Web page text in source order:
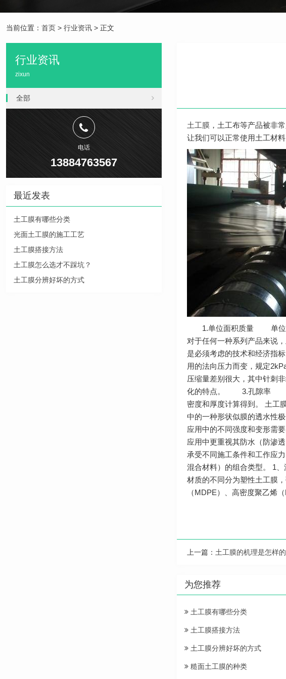
当前位置： 首页 > 行业资讯 > 正文
土工膜，土工布等产品被非
让我们可以正常使用土工材
1.单位面积质量 单位面积
对于任何一种系列产品来说
是必须考虑的技术和经济
用的法向压力而变，规定
压缩量差别很大，其中针刺
化的特点。 3.孔隙率 定义
密度和厚度计算得到。 土工
中的一种形状似膜的透水性
应用中的不同强度和变形需
应用中更重视其防水（防渗
承受不同施工条件和工作应
混合材料）的组合类型。 1
材质的不同分为塑性土工膜
（MDPE）、高密度聚乙烯
上一篇： 土工膜的机理是怎样的
为您推荐
土工膜有哪些分类
土工膜搭接方法
土工膜分辨好坏的方式
糙面土工膜的种类
行业资讯
zixun
全部
电话
13884763567
最近发表
土工膜有哪些分类
光面土工膜的施工工艺
土工膜搭接方法
土工膜怎么选才不踩坑？
土工膜分辨好坏的方式